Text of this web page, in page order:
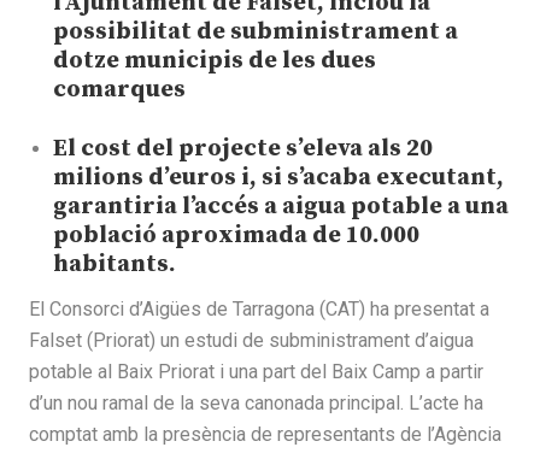
possibilitat de subministrament a
dotze municipis de les dues
comarques
El cost del projecte s’eleva als 20
milions d’euros i, si s’acaba executant,
garantiria l’accés a aigua potable a una
població aproximada de 10.000
habitants.
El Consorci d’Aigües de Tarragona (CAT) ha presentat a
Falset (Priorat) un estudi de subministrament d’aigua
potable al Baix Priorat i una part del Baix Camp a partir
d’un nou ramal de la seva canonada principal. L’acte ha
comptat amb la presència de representants de l’Agència